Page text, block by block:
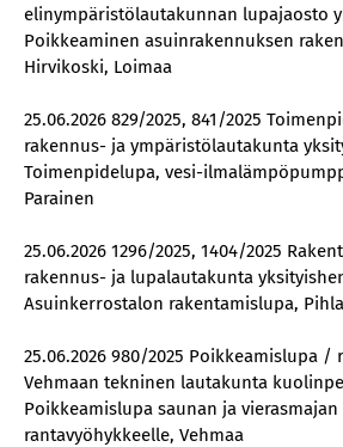
elinympäristölautakunnan lupajaosto
Poikkeaminen asuinrakennuksen
Hirvikoski, Loimaa
25.06.2026 829/2025, 841/2025
rakennus- ja ympäristölautakunta
Toimenpidelupa, vesi-
Parainen
25.06.2026 1296/2025, 1404/2025
rakennus- ja lupalautakunta
Asuinkerrostalon rakentamislupa,
25.06.2026 980/2025 Poikkeamislupa /
Vehmaan tekninen lautakunta
Poikkeamislupa saunan ja
rantavyöhykkeelle, Vehmaa